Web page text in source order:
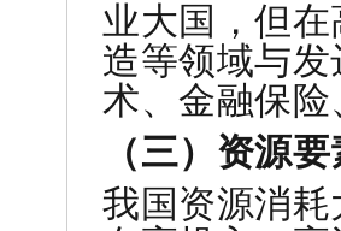
业大国，但
造等领域与
术、金融保
（三）资源
我国资源消